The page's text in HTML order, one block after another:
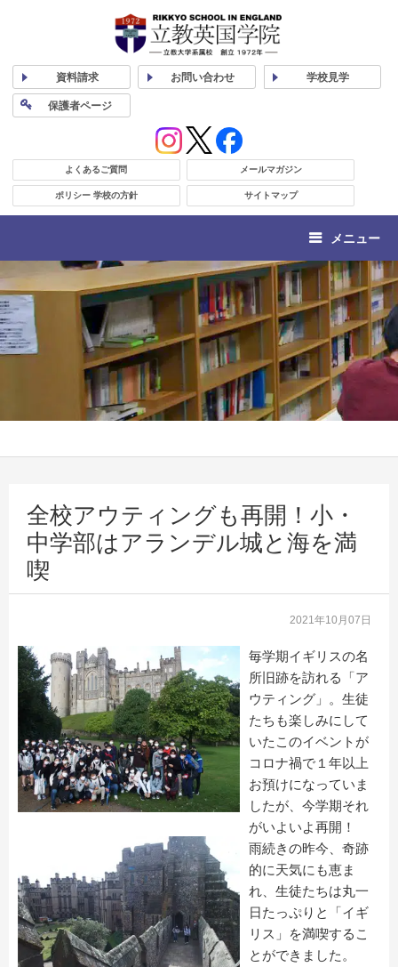
資料請求 お問い合わせ 学校見学
保護者ページ
よくあるご質問 メールマガジン
ポリシー 学校の方針 サイトマップ
メニュー
全校アウティングも再開！小・
中学部はアランデル城と海を満
喫
2021年10月07日
毎学期イギリスの名
所旧跡を訪れる「ア
ウティング」。生徒
たちも楽しみにして
いたこのイベントが
コロナ禍で１年以上
お預けになっていま
したが、今学期それ
がいよいよ再開！
雨続きの昨今、奇跡
的に天気にも恵ま
れ、生徒たちは丸一
日たっぷりと「イギ
リス」を満喫するこ
とができました。